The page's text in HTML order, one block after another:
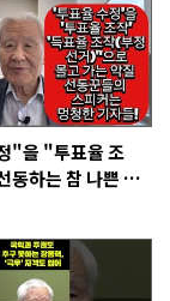
"을 "투표율 조
동하는 참 나쁜 사